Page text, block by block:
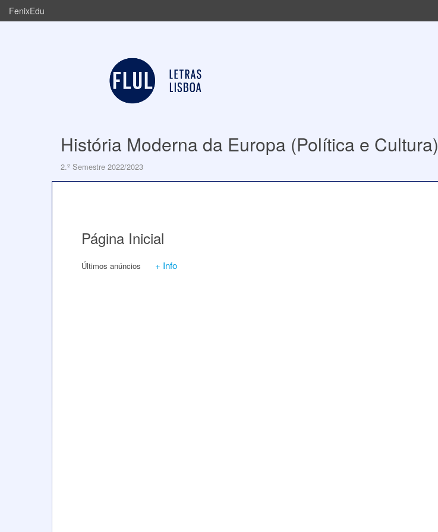
FenixEdu
História Moderna da Europa (Política e Cultura)
2.º Semestre 2022/2023
Página Inicial
Últimos anúncios + Info